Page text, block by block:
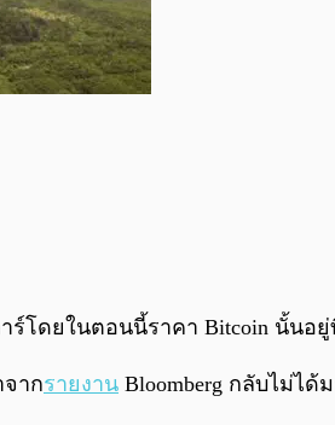
โดยในตอนนี้ราคา Bitcoin นั้นอยู่
ากรายงาน Bloomberg กลับไม่ได้